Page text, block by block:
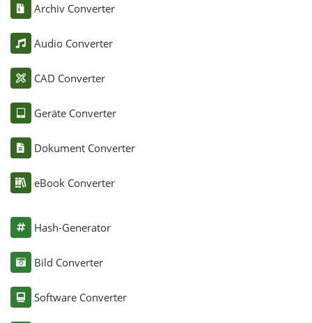
Archiv Converter
Audio Converter
CAD Converter
Geräte Converter
Dokument Converter
eBook Converter
Hash-Generator
Bild Converter
Software Converter